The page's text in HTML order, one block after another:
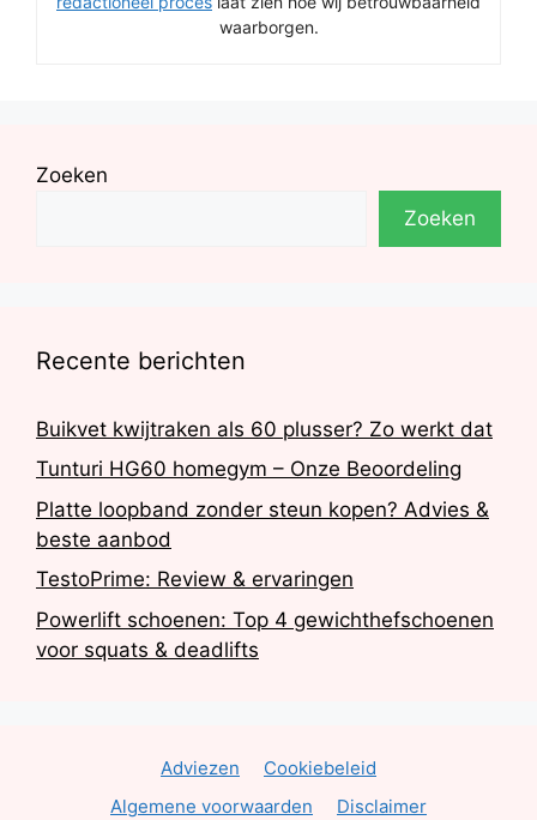
waarborgen.
Zoeken
Zoeken
Recente berichten
Buikvet kwijtraken als 60 plusser? Zo werkt dat
Tunturi HG60 homegym – Onze Beoordeling
Platte loopband zonder steun kopen? Advies &
beste aanbod
TestoPrime: Review & ervaringen
Powerlift schoenen: Top 4 gewichthefschoenen
voor squats & deadlifts
Adviezen
Cookiebeleid
Algemene voorwaarden
Disclaimer